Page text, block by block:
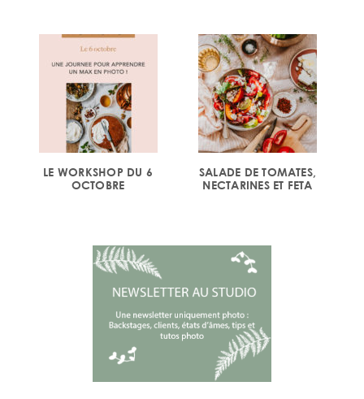
LE WORKSHOP DU 6
OCTOBRE
SALADE DE TOMATES,
NECTARINES ET FETA